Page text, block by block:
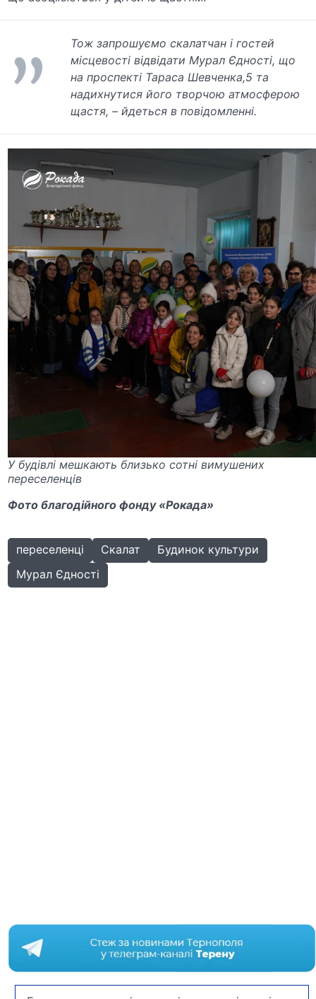
Тож запрошуємо скалатчан і гостей
місцевості відвідати Мурал Єдності, що
на проспекті Тараса Шевченка,5 та
надихнутися його творчою атмосферою
щастя, – йдеться в повідомленні.
У будівлі мешкають близько сотні вимушених
переселенців
Фото благодійного фонду «Рокада»
переселенці Скалат
Будинок культури
Мурал Єдності